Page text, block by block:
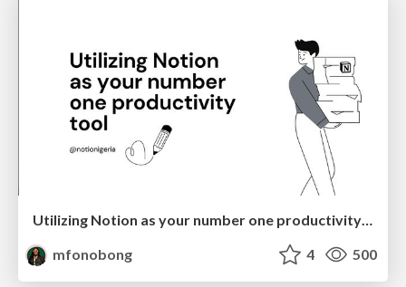
Utilizing Notion as your number one productivity tool
mfonobong
4 500